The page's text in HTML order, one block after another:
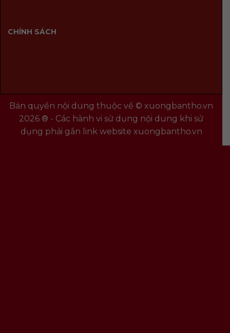
CHÍNH SÁCH
Bản quyền nội dung thuộc về © xuongbantho.vn
2026 ® - Các hành vi sử dụng nội dung khi sử
dụng phải gắn link website xuongbantho.vn